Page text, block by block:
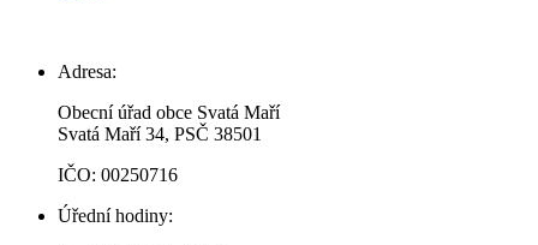
Adresa:
Obecní úřad obce Svatá Maří
Svatá Maří 34, PSČ 38501
IČO: 00250716
Úřední hodiny: